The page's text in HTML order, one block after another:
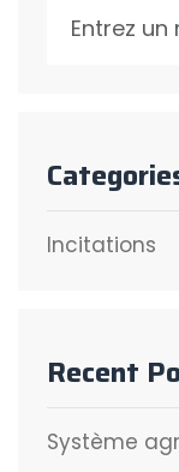
Incitations
Recent
Système